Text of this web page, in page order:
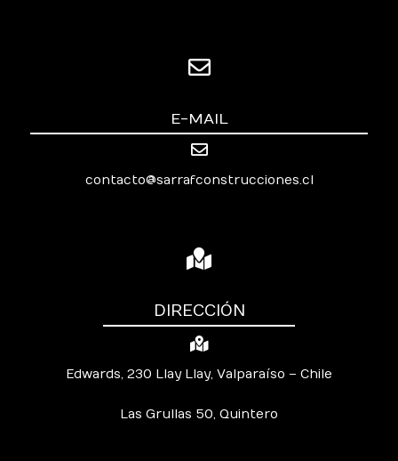
E-MAIL
contacto@sarrafconstrucciones.cl
DIRECCIÓN
Edwards, 230 Llay Llay, Valparaíso – Chile
Las Grullas 50, Quintero